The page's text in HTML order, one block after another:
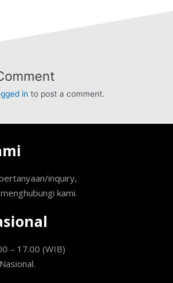
in to post a comment.
inquiry,
kami.
– 17.00 (WIB)